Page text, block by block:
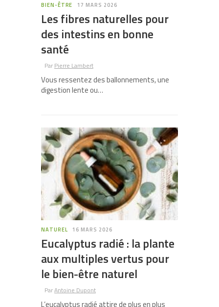
BIEN-ÊTRE 17 MARS 2026
Les fibres naturelles pour
des intestins en bonne
santé
Par Pierre Lambert
Vous ressentez des ballonnements, une
digestion lente ou…
NATUREL 16 MARS 2026
Eucalyptus radié : la plante
aux multiples vertus pour
le bien-être naturel
ParAntoine Dupont
L’eucalyptus radié attire de plus en plus